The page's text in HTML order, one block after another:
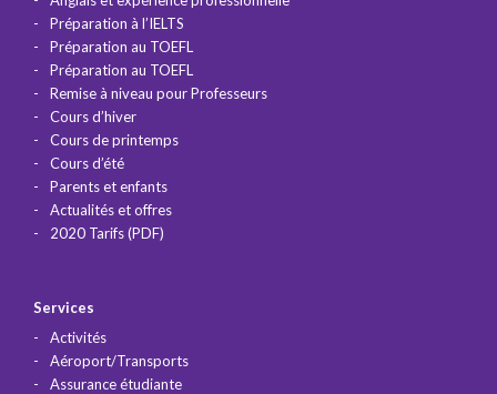
Préparation à l’IELTS
Préparation au TOEFL
Préparation au TOEFL
Remise à niveau pour Professeurs
Cours d’hiver
Cours de printemps
Cours d’été
Parents et enfants
Actualités et offres
2020 Tarifs (PDF)
Services
Activités
Aéroport/Transports
Assurance étudiante